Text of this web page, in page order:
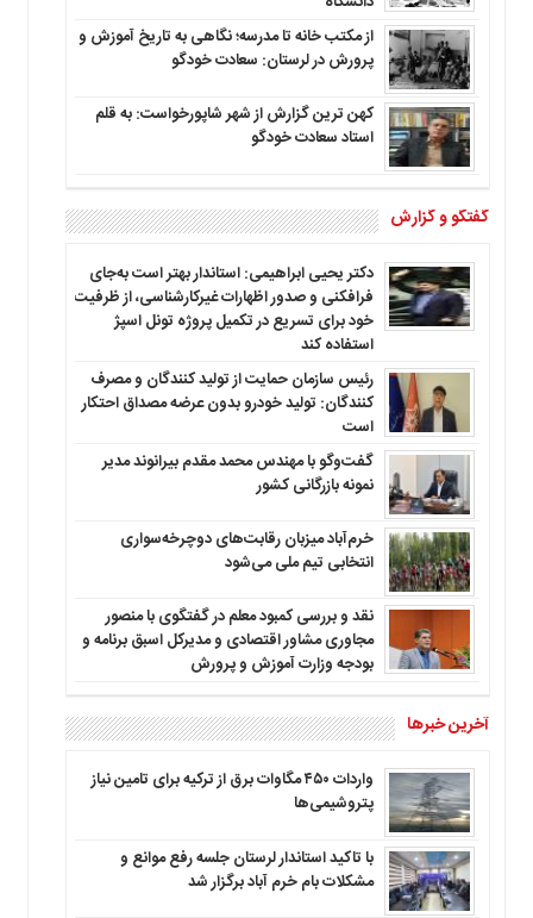
از مکتب خانه تا مدرسه؛ نگاهی به تاریخ آموزش و
پرورش در لرستان: سعادت خودگو
کهن ترین گزارش از شهر شاپورخواست: به قلم
استاد سعادت خودگو
گفتگو و گزارش
دکتر یحیی ابراهیمی: استاندار بهتر است به‌جای
فرافکنی و صدور اظهارات غیرکارشناسی، از ظرفیت
خود برای تسریع در تکمیل پروژه تونل اسپژ
استفاده کند
رئیس سازمان حمایت از تولید کنندگان و مصرف
کنندگان: تولید خودرو بدون عرضه مصداق احتکار
است
گفت‌وگو با مهندس محمد مقدم بیرانوند مدیر
نمونه بازرگانی کشور
خرم‌آباد میزبان رقابت‌های دوچرخه‌سواری
انتخابی تیم ملی می‌شود
نقد و بررسی کمبود معلم در گفتگوی با منصور
مجاوری مشاور اقتصادی و مدیرکل اسبق برنامه و
بودجه وزارت آموزش و پرورش
آخرین خبرها
واردات ۴۵۰ مگاوات برق از ترکیه برای تامین نیاز
پتروشیمی‌ها
با تاکید استاندار لرستان جلسه رفع موانع و
مشکلات بام خرم آباد برگزار شد